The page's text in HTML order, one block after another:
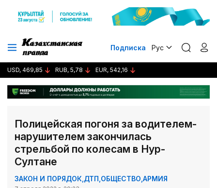
Подписка Рус
USD, 469,85 RUB, 5,78 EUR, 542,16
Полицейская погоня за водителем-
нарушителем закончилась
стрельбой по колесам в Нур-
Султане
ЗАКОН И ПОРЯДОК ДТП ОБЩЕСТВО АРМИЯ